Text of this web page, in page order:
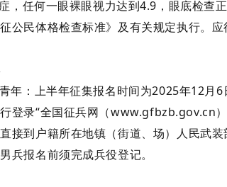
，任何一眼裸眼视力达到4.9，眼底检查正
公民体格检查标准》及有关规定执行。应
年： 上半年征集报名时间为2025年12月6
登录“全国征兵网（www.gfbzb.gov.cn）
接到户籍所在地镇（街道、场）人民武装
男兵报名前须完成兵役登记。